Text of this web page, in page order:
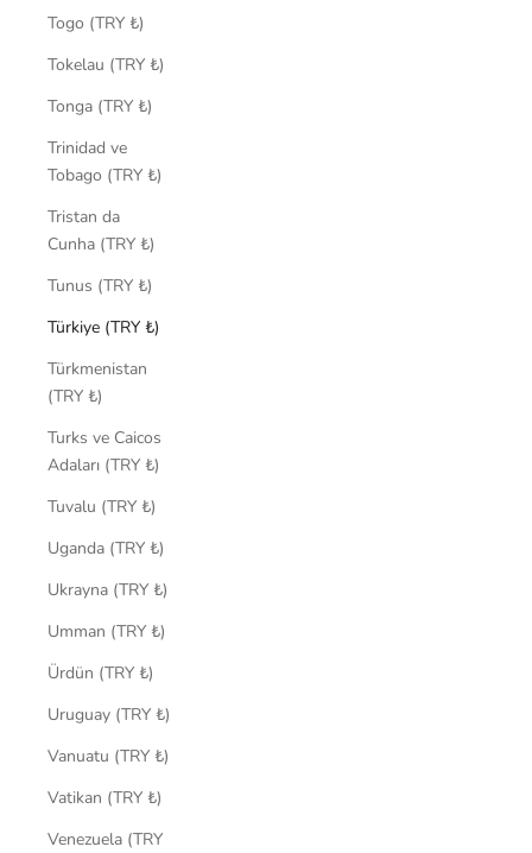
Togo (TRY ₺)
Tokelau (TRY ₺)
Tonga (TRY ₺)
Trinidad ve
Tobago (TRY ₺)
Tristan da
Cunha (TRY ₺)
Tunus (TRY ₺)
Türkiye (TRY ₺)
Türkmenistan
(TRY ₺)
Turks ve Caicos
Adaları (TRY ₺)
Tuvalu (TRY ₺)
Uganda (TRY ₺)
Ukrayna (TRY ₺)
Umman (TRY ₺)
Ürdün (TRY ₺)
Uruguay (TRY ₺)
Vanuatu (TRY ₺)
Vatikan (TRY ₺)
Venezuela (TRY